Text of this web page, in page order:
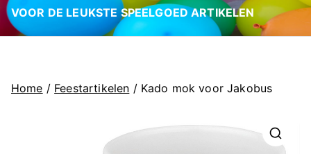
VOOR DE LEUKSTE SPEELGOED ARTIKELEN
Home / Feestartikelen / Kado mok voor Jakobus